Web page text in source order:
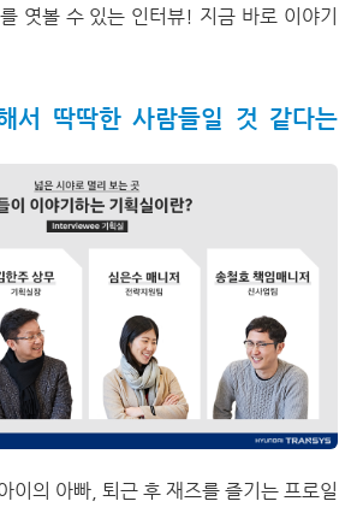
엿볼 수 있는 인터뷰! 지금 바로 이야기
해서 딱딱한 사람들일 것 같다는
이의 아빠, 퇴근 후 재즈를 즐기는 프로일